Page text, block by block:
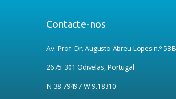
Contacte-nos
Av. Prof. Dr. Augusto Abreu Lopes n.º 53B
2675-301 Odivelas, Portugal
N 38.79497 W 9.18310